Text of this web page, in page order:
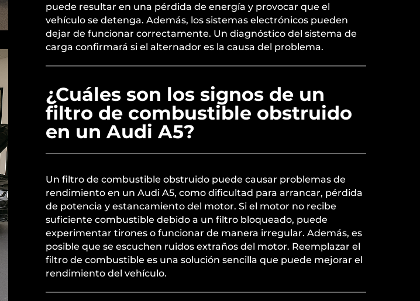
puede resultar en una pérdida de energía y provocar que el
vehículo se detenga. Además, los sistemas electrónicos pueden
dejar de funcionar correctamente. Un diagnóstico del sistema de
carga confirmará si el alternador es la causa del problema.
¿Cuáles son los signos de un
filtro de combustible obstruido
en un Audi A5?
Un filtro de combustible obstruido puede causar problemas de
rendimiento en un Audi A5, como dificultad para arrancar, pérdida
de potencia y estancamiento del motor. Si el motor no recibe
suficiente combustible debido a un filtro bloqueado, puede
experimentar tirones o funcionar de manera irregular. Además, es
posible que se escuchen ruidos extraños del motor. Reemplazar el
filtro de combustible es una solución sencilla que puede mejorar el
rendimiento del vehículo.